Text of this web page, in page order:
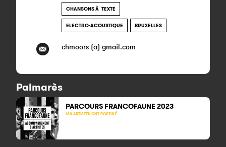
CHANSONS À TEXTE
ELECTRO-ACOUSTIQUE BRUXELLES
chmoors (a) gmail.com
Palmarès
PARCOURS FRANCOFAUNE 2023
160 ARTISTES ONT POSTULÉ